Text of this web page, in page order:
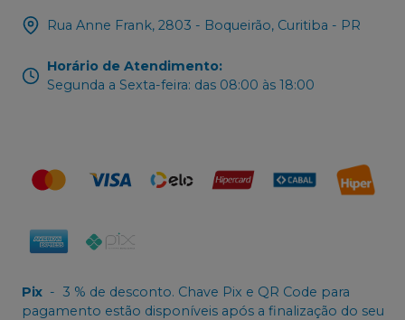
Rua Anne Frank, 2803 - Boqueirão, Curitiba - PR
Horário de Atendimento:
Segunda a Sexta-feira: das 08:00 às 18:00
Pix - 3 % de desconto. Chave Pix e QR Code para
pagamento estão disponíveis após a finalização do seu